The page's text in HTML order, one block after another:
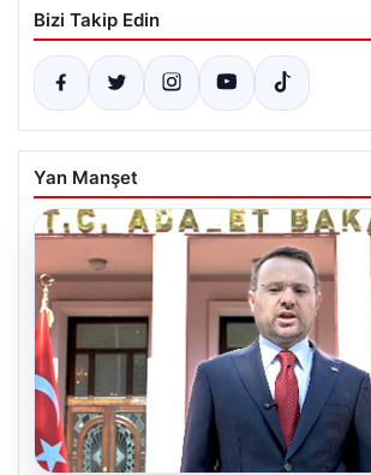
Bizi Takip Edin
Yan Manşet